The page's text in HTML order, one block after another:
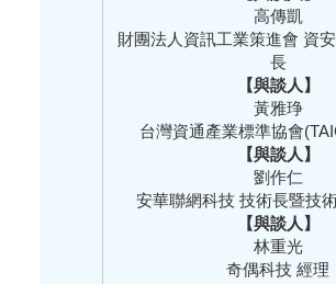
高傳凱
財團法人資訊工業策進會 資
長
【與談人】
黃雅琤
台灣資通產業標準協會
【與談人】
劉作仁
安華聯網科技 技術長暨技
【與談人】
林重光
奇偶科技 經理